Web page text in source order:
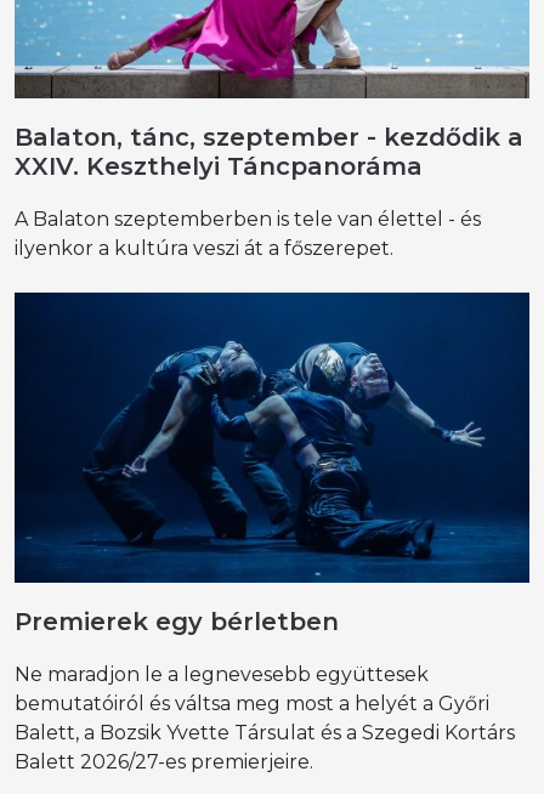
Balaton, tánc, szeptember - kezdődik a
XXIV. Keszthelyi Táncpanoráma
A Balaton szeptemberben is tele van élettel - és
ilyenkor a kultúra veszi át a főszerepet.
Premierek egy bérletben
Ne maradjon le a legnevesebb együttesek
bemutatóiról és váltsa meg most a helyét a Győri
Balett, a Bozsik Yvette Társulat és a Szegedi Kortárs
Balett 2026/27-es premierjeire.